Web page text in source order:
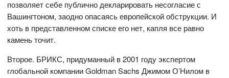
позволяет себе публично декларировать несогласие с
Вашингтоном, заодно опасаясь европейской обструкции. И
хоть в представленном списке его нет, капля все равно
камень точит.
Второе. БРИКС, придуманный в 2001 году экспертом
глобальной компании Goldman Sachs Джимом О’Нилом в